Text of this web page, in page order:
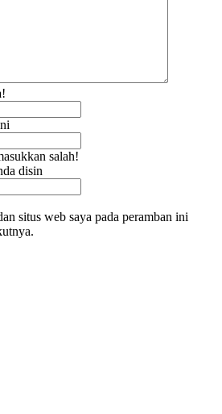
salah!
disin
situs web saya pada peramban ini